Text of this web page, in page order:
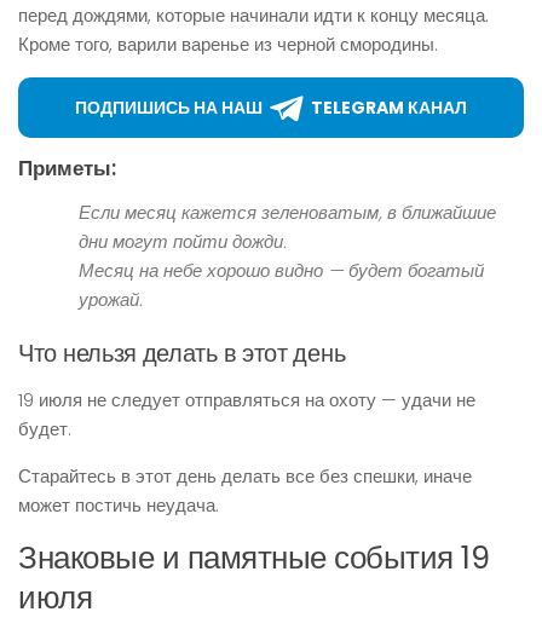
перед дождями, которые начинали идти к концу месяца.
Кроме того, варили варенье из черной смородины.
ПОДПИШИСЬ НА НАШ TELEGRAM КАНАЛ
Приметы:
Если месяц кажется зеленоватым, в ближайшие
дни могут пойти дожди.
Месяц на небе хорошо видно — будет богатый
урожай.
Что нельзя делать в этот день
19 июля не следует отправляться на охоту — удачи не
будет.
Старайтесь в этот день делать все без спешки, иначе
может постичь неудача.
Знаковые и памятные события 19
июля